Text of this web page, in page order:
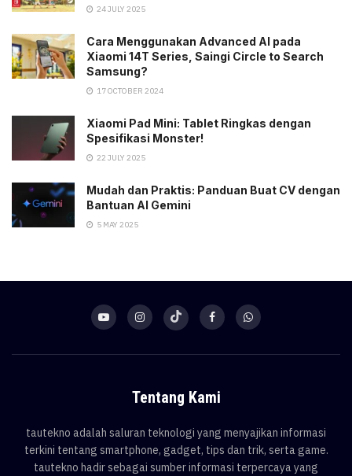
24 JULY 2025
Cara Menggunakan Advanced AI pada
Xiaomi 14T Series, Saingi Circle to Search
Samsung?
17 OCTOBER 2024
Xiaomi Pad Mini: Tablet Ringkas dengan
Spesifikasi Monster!
22 JULY 2025
Mudah dan Praktis: Panduan Buat CV dengan
Bantuan AI Gemini
5 MAY 2025
Tentang Kami
tautekno adalah saluran teknologi yang menyajikan informasi
terkini tentang smartphone, gadget, tips dan trik, serta game.
tautekno hadir sebagai sumber informasi terpercaya yang